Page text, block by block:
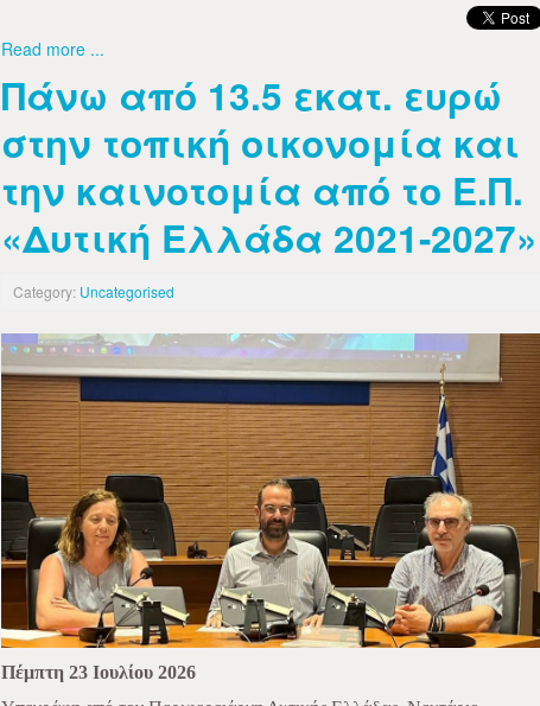
Read more ...
Πάνω από 13.5 εκατ. ευρώ
στην τοπική οικονομία και
την καινοτομία από το Ε.Π.
«Δυτική Ελλάδα 2021-2027»
Category: Uncategorised
Πέμπτη 23 Ιουλίου 2026